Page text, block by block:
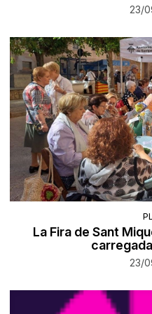
23/
La Fira de Sant
23/